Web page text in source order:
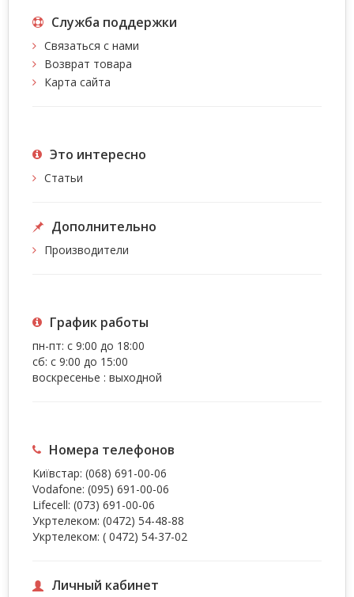
Служба поддержки
Связаться с нами
Возврат товара
Карта сайта
Это интересно
Статьи
Дополнительно
Производители
График работы
пн-пт: с 9:00 до 18:00
сб: с 9:00 до 15:00
воскресенье : выходной
Номера телефонов
Київстар: (068) 691-00-06
Vodafone: (095) 691-00-06
Lifecell: (073) 691-00-06
Укртелеком: (0472) 54-48-88
Укртелеком: ( 0472) 54-37-02
Личный кабинет